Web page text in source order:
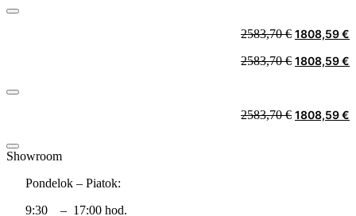
2583,70€ Original
was:
1808,59€
2583,70€ Original
1808,59€
2583,70€ Original
1808,59€
Showroom
Pondelok – Piatok:
9:30 – 17:00 hod.